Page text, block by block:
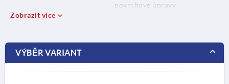
Ocelové části z nerezové oceli
povrchové úpravy.
Zobrazit více
VÝBĚR VARIANT